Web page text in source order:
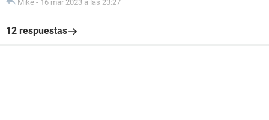
Mike - 16 mar 2023 a las 23:27
12 respuestas